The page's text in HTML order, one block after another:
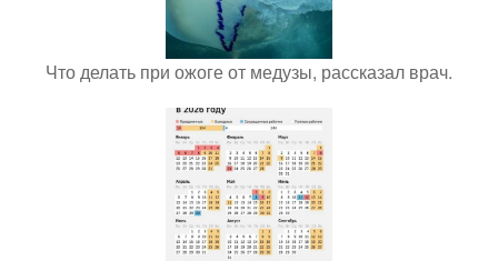
Что делать при ожоге от медузы, рассказал врач.